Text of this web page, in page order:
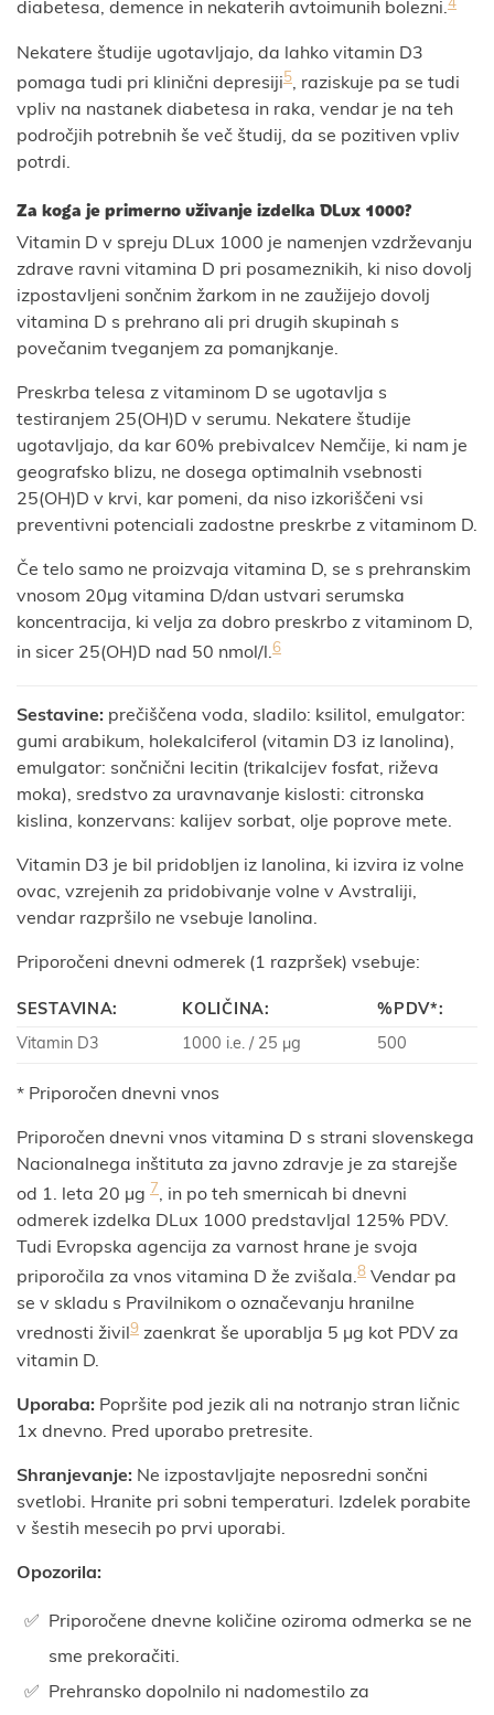
diabetesa, demence in nekaterih avtoimunih bolezni.4
Nekatere študije ugotavljajo, da lahko vitamin D3
pomaga tudi pri klinični depresiji5, raziskuje pa se tudi
vpliv na nastanek diabetesa in raka, vendar je na teh
področjih potrebnih še več študij, da se pozitiven vpliv
potrdi.
Za koga je primerno uživanje izdelka DLux 1000?
Vitamin D v spreju DLux 1000 je namenjen vzdrževanju
zdrave ravni vitamina D pri posameznikih, ki niso dovolj
izpostavljeni sončnim žarkom in ne zaužijejo dovolj
vitamina D s prehrano ali pri drugih skupinah s
povečanim tveganjem za pomanjkanje.
Preskrba telesa z vitaminom D se ugotavlja s
testiranjem 25(OH)D v serumu. Nekatere študije
ugotavljajo, da kar 60% prebivalcev Nemčije, ki nam je
geografsko blizu, ne dosega optimalnih vsebnosti
25(OH)D v krvi, kar pomeni, da niso izkoriščeni vsi
preventivni potenciali zadostne preskrbe z vitaminom D.
Če telo samo ne proizvaja vitamina D, se s prehranskim
vnosom 20µg vitamina D/dan ustvari serumska
koncentracija, ki velja za dobro preskrbo z vitaminom D,
in sicer 25(OH)D nad 50 nmol/l.6
Sestavine: prečiščena voda, sladilo: ksilitol, emulgator:
gumi arabikum, holekalciferol (vitamin D3 iz lanolina),
emulgator: sončnični lecitin (trikalcijev fosfat, riževa
moka), sredstvo za uravnavanje kislosti: citronska
kislina, konzervans: kalijev sorbat, olje poprove mete.
Vitamin D3 je bil pridobljen iz lanolina, ki izvira iz volne
ovac, vzrejenih za pridobivanje volne v Avstraliji,
vendar razpršilo ne vsebuje lanolina.
Priporočeni dnevni odmerek (1 razpršek) vsebuje:
SESTAVINA: KOLIČINA: %PDV*:
Vitamin D3 1000 i.e. / 25 μg 500
* Priporočen dnevni vnos
Priporočen dnevni vnos vitamina D s strani slovenskega
Nacionalnega inštituta za javno zdravje je za starejše
od 1. leta 20 µg 7, in po teh smernicah bi dnevni
odmerek izdelka DLux 1000 predstavljal 125% PDV.
Tudi Evropska agencija za varnost hrane je svoja
priporočila za vnos vitamina D že zvišala.8 Vendar pa
se v skladu s Pravilnikom o označevanju hranilne
vrednosti živil9 zaenkrat še uporablja 5 µg kot PDV za
vitamin D.
Uporaba: Popršite pod jezik ali na notranjo stran ličnic
1x dnevno. Pred uporabo pretresite.
Shranjevanje: Ne izpostavljajte neposredni sončni
svetlobi. Hranite pri sobni temperaturi. Izdelek porabite
v šestih mesecih po prvi uporabi.
Opozorila:
Priporočene dnevne količine oziroma odmerka se ne
sme prekoračiti.
Prehransko dopolnilo ni nadomestilo za